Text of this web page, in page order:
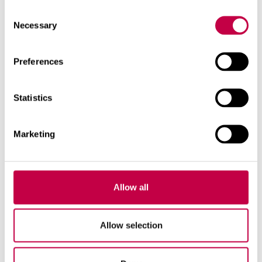
Selection
Necessary
Preferences
Statistics
Marketing
Allow all
Allow selection
BIO­LAN BARK­STRÖ FÖR KOM­